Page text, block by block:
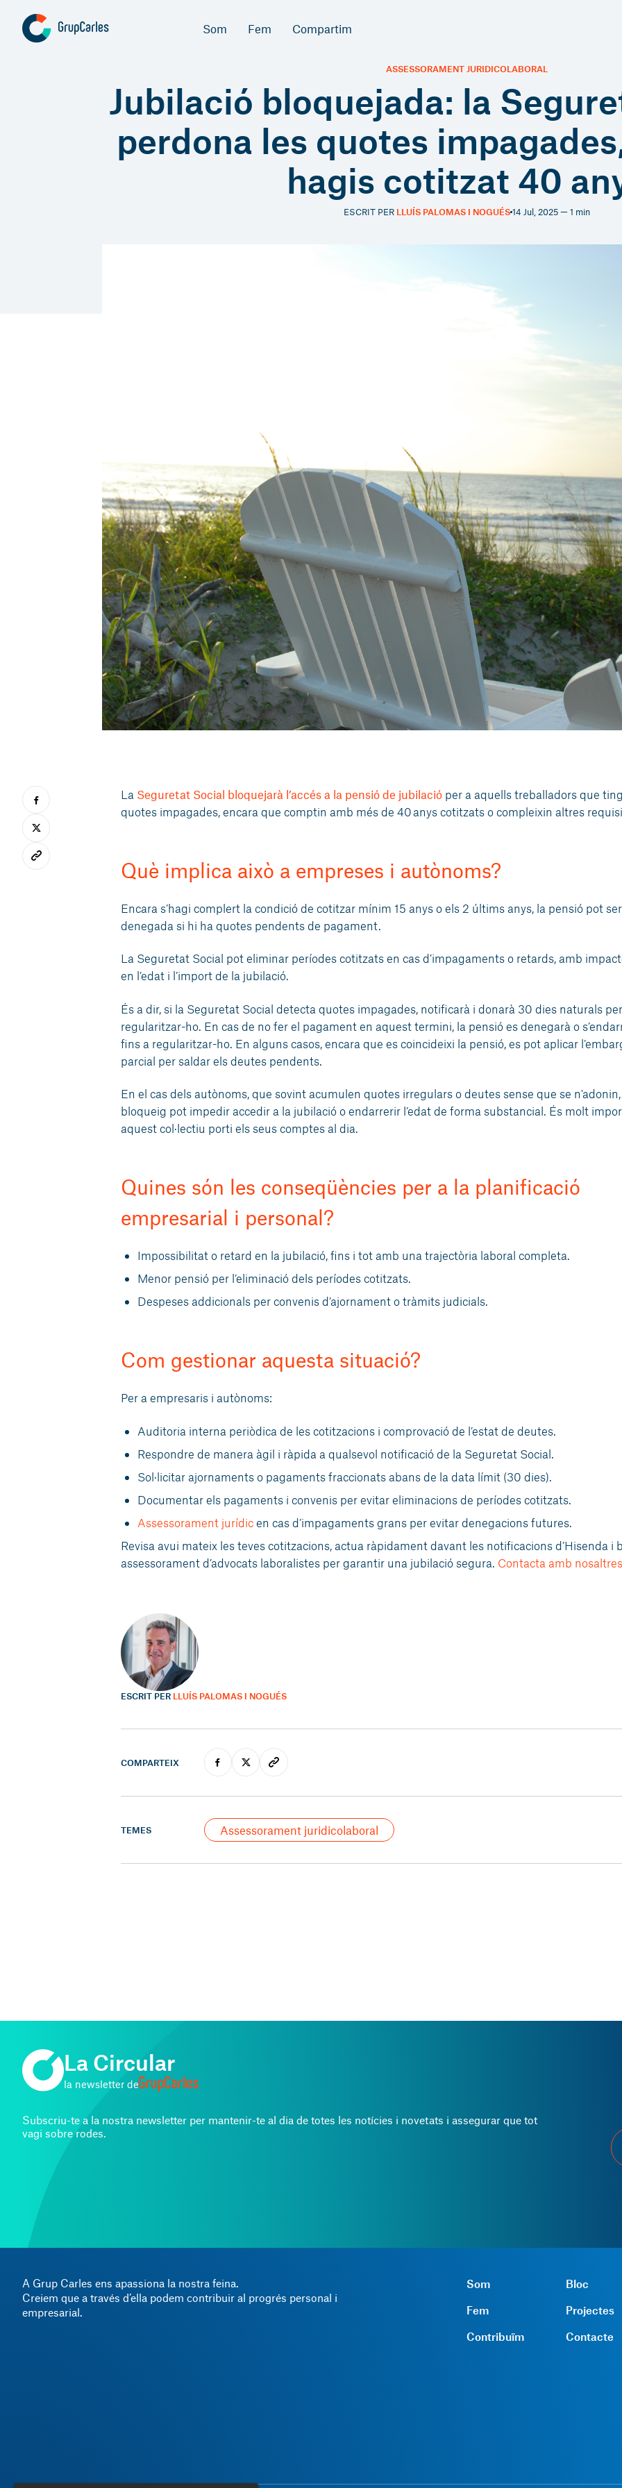
Som Fem Compartim
Jubilació bloquejada: la
perdona les quotes
hagis cotitzat 40
ASSESSORAMENT JURIDICOLABORAL
ESCRIT PER LLUÍS PALOMAS I NOGUÉS14 Jul, 2025 — 1 min
La Seguretat Social bloquejarà l’accés a la pensió de jubilacióper a aquells treballadors que
quotes impagades, encara que comptin amb més de 40 anys cotitzats o compleixin altres
Què implica això a empreses i autònoms?
Encara s’hagi complert la condició de cotitzar mínim 15 anys o els 2 últims anys, la pensió pot ser
denegada si hi ha quotes pendents de pagament.
La Seguretat Social pot eliminar períodes cotitzats en cas d’impagaments o retards, amb
en l’edat i l’import de la jubilació.
És a dir, si la Seguretat Social detecta quotes impagades, notificarà i donarà 30 dies naturals per
regularitzar-ho. En cas de no fer el pagament en aquest termini, la pensió es denegarà o
fins a regularitzar-ho. En alguns casos, encara que es coincideixi la pensió, es pot aplicar
parcial per saldar els deutes pendents.
En el cas dels autònoms, que sovint acumulen quotes irregulars o deutes sense que se
bloqueig pot impedir accedir a la jubilació o endarrerir l’edat de forma substancial. És molt
aquest col·lectiu porti els seus comptes al dia.
Quines són les conseqüències per a la planificació
empresarial i personal?
Impossibilitat o retard en la jubilació, fins i tot amb una trajectòria laboral completa.
Menor pensió per l’eliminació dels períodes cotitzats.
Despeses addicionals per convenis d’ajornament o tràmits judicials.
Com gestionar aquesta situació?
Per a empresaris i autònoms:
Auditoria interna periòdica de les cotitzacions i comprovació de l’estat de deutes.
Respondre de manera àgil i ràpida a qualsevol notificació de la Seguretat Social.
Sol·licitar ajornaments o pagaments fraccionats abans de la data límit (30 dies).
Documentar els pagaments i convenis per evitar eliminacions de períodes cotitzats.
Assessorament jurídicen cas d’impagaments grans per evitar denegacions futures.
Revisa avui mateix les teves cotitzacions, actua ràpidament davant les notificacions d’Hisenda i
assessorament d’advocats laboralistes per garantir una jubilació segura. Contacta amb nosaltres
ESCRIT PER LLUÍS PALOMAS I NOGUÉS
COMPARTEIX
TEMES Assessorament juridicolaboral
A Grup Carles ens apassiona la nostra feina.
Creiem que a través d’ella podem contribuir al progrés personal i
empresarial.
Som
Fem
Contribuïm
Bloc
Projectes
Contacte
La Circular
la newsletter de
Subscriu-te a la nostra newsletter per mantenir-te al dia de totes les notícies i novetats i assegurar que tot
vagi sobre rodes.